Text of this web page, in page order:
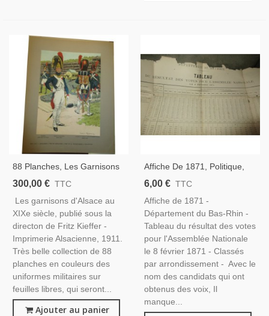
88 Planches, Les Garnisons
D'Alsace Au 19e Siècle, Fritz
Militaires , Gravures, Armée,
300,00 € TTC
Les garnisons d'Alsace au
XIXe siècle, publié sous la
directon de Fritz Kieffer -
Imprimerie Alsacienne, 1911.
Très belle collection de 88
planches en couleurs des
uniformes militaires sur
feuilles libres, qui seront...
Ajouter au panier
Affiche De 1871, Politique,
Tableau Du Résultat Des
Nationale Le 8 Février 1871,
Bas-Rhin
6,00 € TTC
Affiche de 1871 -
Département du Bas-Rhin -
Tableau du résultat des votes
pour l'Assemblée Nationale
le 8 février 1871 - Classés
par arrondissement - Avec le
nom des candidats qui ont
obtenus des voix, Il
manque...